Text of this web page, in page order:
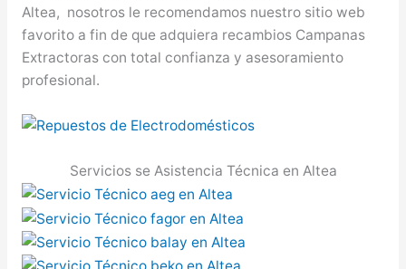
Altea, nosotros le recomendamos nuestro sitio web
favorito a fin de que adquiera recambios Campanas
Extractoras con total confianza y asesoramiento
profesional.
Servicios se Asistencia Técnica en Altea